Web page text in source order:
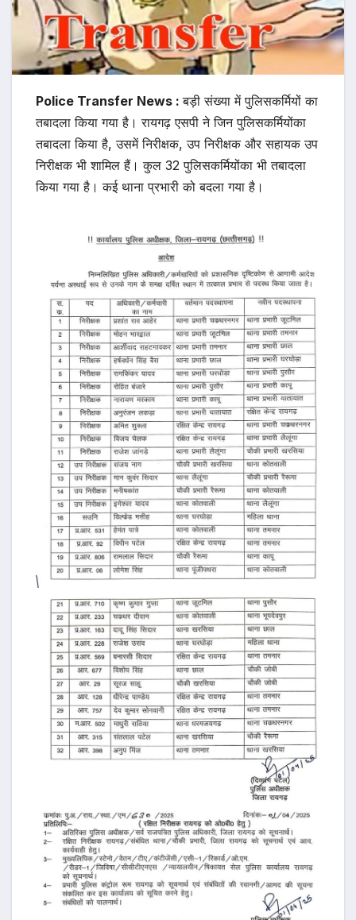
Police Transfer News :बड़ी संख्या में पुलिसकर्मियों का
तबादला किया गया है। रायगढ़ एसपी ने जिन पुलिसकर्मियोंका
तबादला किया है, उसमें निरीक्षक, उप निरीक्षक और सहायक उप
निरीक्षक भी शामिल हैं। कुल 32 पुलिसकर्मियोंका भी तबादला
किया गया है। कई थाना प्रभारी को बदला गया है।